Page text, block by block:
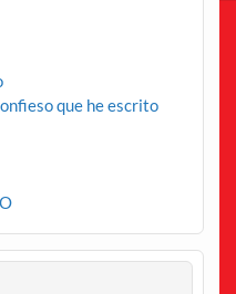
que he escrito